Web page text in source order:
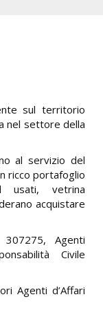
sul territorio
nel settore della
al servizio del
ricco portafoglio
usati, vetrina
acquistare
307275, Agenti
Civile
Agenti d’Affari